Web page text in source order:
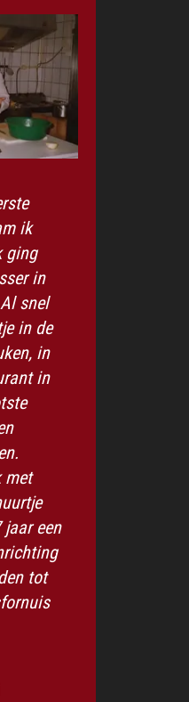
ik
ging
in
snel
in de
in
in
met
jaar een
tot